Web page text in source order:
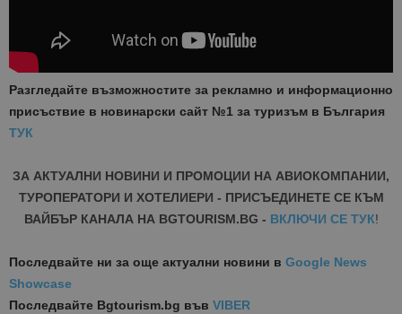
Разгледайте възможностите за рекламно и информационно
присъствие в новинарски сайт №1 за туризъм в България
ТУК
ЗА АКТУАЛНИ НОВИНИ И ПРОМОЦИИ НА АВИОКОМПАНИИ,
ТУРОПЕРАТОРИ И ХОТЕЛИЕРИ - ПРИСЪЕДИНЕТЕ СЕ КЪМ
ВАЙБЪР КАНАЛА НА BGTOURISM.BG - ВКЛЮЧИ СЕ ТУК!
Последвайте ни за още актуални новини в Google News
Showcase
Последвайте Bgtourism.bg във VIBER